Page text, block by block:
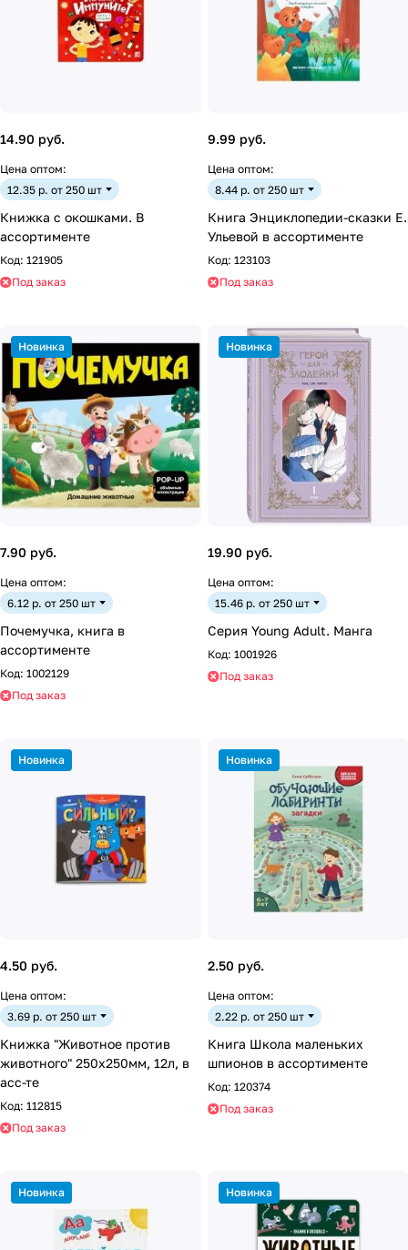
14.90 руб.
Цена оптом:
12.35 р. от 250 шт
Книжка с окошками. В
ассортименте
Код: 121905
Под заказ
9.99 руб.
Цена оптом:
8.44 р. от 250 шт
Книга Энциклопедии-сказки Е.
Ульевой в ассортименте
Код: 123103
Под заказ
Новинка
7.90 руб.
Цена оптом:
6.12 р. от 250 шт
Почемучка, книга в
ассортименте
Код: 1002129
Под заказ
Новинка
19.90 руб.
Цена оптом:
15.46 р. от 250 шт
Серия Young Adult. Манга
Код: 1001926
Под заказ
Новинка
4.50 руб.
Цена оптом:
3.69 р. от 250 шт
Книжка "Животное против
животного" 250х250мм, 12л, в
асс-те
Код: 112815
Под заказ
Новинка
2.50 руб.
Цена оптом:
2.22 р. от 250 шт
Книга Школа маленьких
шпионов в ассортименте
Код: 120374
Под заказ
Новинка Новинка